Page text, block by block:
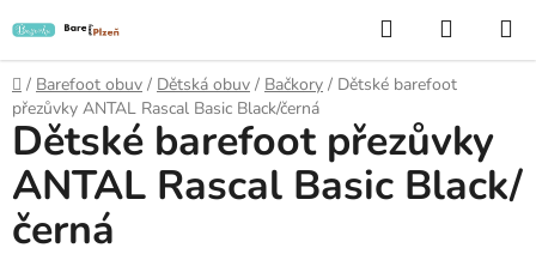
na
obsah
Hledat
KOŠÍK
Domů
/ Barefoot obuv / Dětská obuv / Bačkory / Dětské barefoot
přezůvky ANTAL Rascal Basic Black/černá
Dětské barefoot přezůvky
ANTAL Rascal Basic Black/
černá